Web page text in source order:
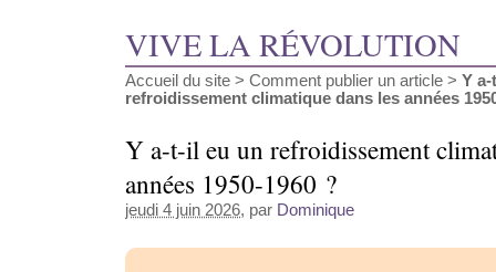
VIVE LA RÉVOLUTION
Accueil du site > Comment publier un article > Y
refroidissement climatique dans les années
Y a-t-il eu un refroidissement
années 1950-1960 ?
jeudi 4 juin 2026, par Dominique